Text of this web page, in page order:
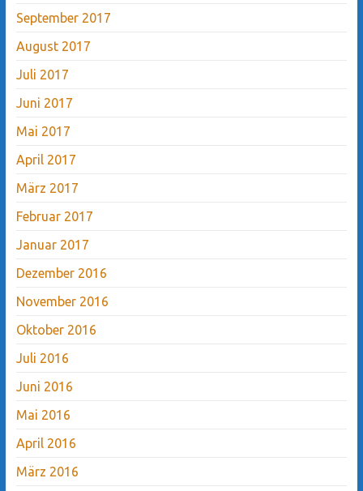
September 2017
August 2017
Juli 2017
Juni 2017
Mai 2017
April 2017
März 2017
Februar 2017
Januar 2017
Dezember 2016
November 2016
Oktober 2016
Juli 2016
Juni 2016
Mai 2016
April 2016
März 2016